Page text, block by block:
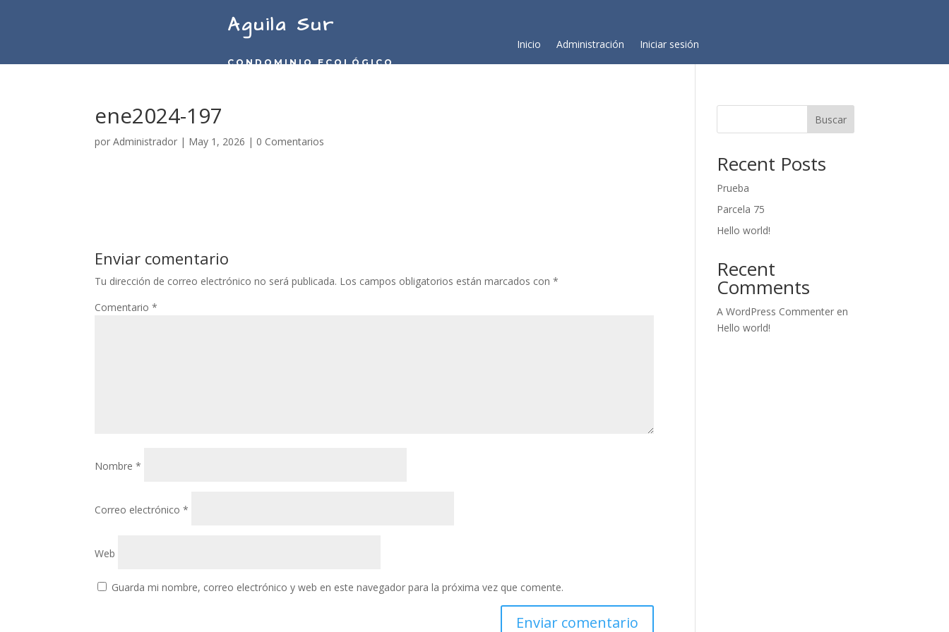
Aguila Sur
CONDOMINIO ECOLÓGICO
Inicio Administración Iniciar sesión
ene2024-197
porAdministrador | May 1, 2026 | 0 Comentarios
Enviar comentario
Tu dirección de correo electrónico no será publicada. Los campos obligatorios están marcados con*
Comentario*
Nombre*
Correo electrónico*
Web
Guarda mi nombre, correo electrónico y web en este navegador para la próxima vez que comente.
Buscar
Recent Posts
Prueba
Parcela 75
Hello world!
Recent
Comments
A WordPress Commenter en
Hello world!